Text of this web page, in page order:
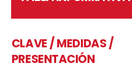
CLAVE / MEDIDAS /
PRESENTACIÓN